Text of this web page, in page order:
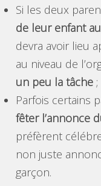
Si les deux
de leur enfant
devra avoir lieu
au niveau de
un peu la tâche ;
Parfois certains
fêter l’annonce
préfèrent
non juste
garçon.